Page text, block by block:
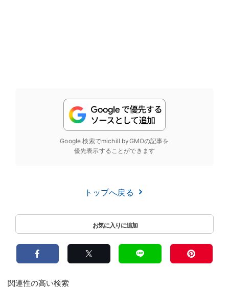
Google 検索でmichill byGMOの記事を
優先表示することができます
トップへ戻る